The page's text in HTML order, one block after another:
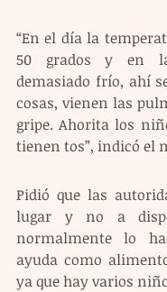
“En el día la
50 grados y en
demasiado frío, ahí
cosas, vienen las
gripe. Ahorita los
tienen tos”, indicó el
Pidió que las
lugar y no a
normalmente lo
ayuda como
ya que hay varios